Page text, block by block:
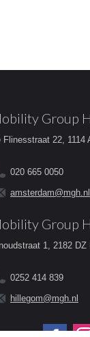
Group
Flinesstraat 22, 1114
020 665 0050
amsterdam@mgh.nl
Group
1, 2182 DZ
0252 414 839
hillegom@mgh.nl
ons op: